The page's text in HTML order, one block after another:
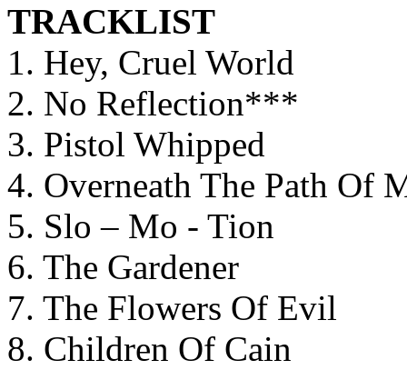
TRACKLIST
1. Hey, Cruel World
2. No Reflection***
3. Pistol Whipped
4. Overneath The Path Of
5. Slo – Mo - Tion
6. The Gardener
7. The Flowers Of Evil
8. Children Of Cain